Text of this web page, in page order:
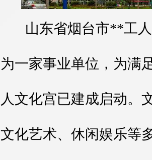
山东省烟台市**工人
为一家事业单位，为满
人文化宫已建成启动。
文化艺术、休闲娱乐等